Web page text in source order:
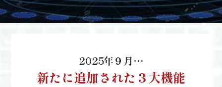
2025年９月…
新たに追加された３大機能